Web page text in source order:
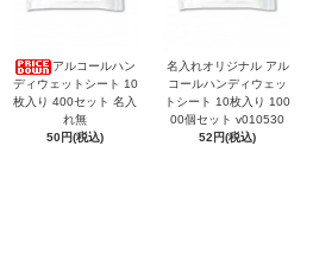
アルコールハン
ディウェットシート 10
枚入り 400セット 名入
れ無
50円(税込)
名入れオリジナル アル
コールハンディウェッ
トシート 10枚入り 100
00個セット v010530
52円(税込)